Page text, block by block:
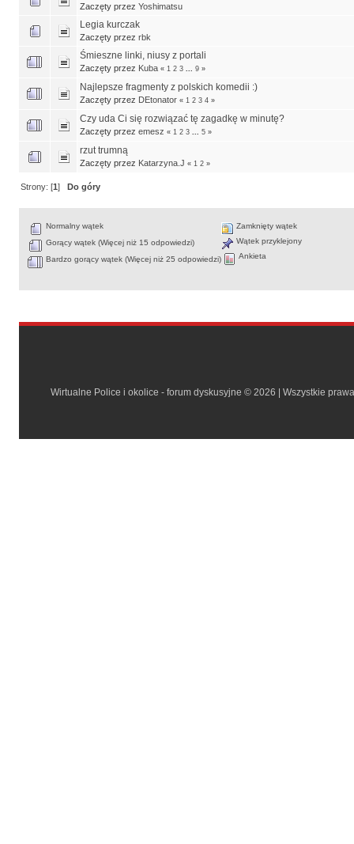
Zaczęty przez Yoshimatsu
Legia kurczak
Zaczęty przez rbk
Śmieszne linki, niusy z portali
Zaczęty przez Kuba « 1 2 3 9 »
Najlepsze fragmenty z polskich komedii :)
Zaczęty przez DEtonator « 1 2 3 4 »
Czy uda Ci się rozwiązać tę zagadkę w minutę?
Zaczęty przez emesz « 1 2 3 5 »
rzut trumną
Zaczęty przez Katarzyna.J « 1 2 »
Strony: [1]Do góry
Normalny wątek
Gorący wątek (Więcej niż 15 odpowiedzi)
Bardzo gorący wątek (Więcej niż 25 odpowiedzi)
Zamknięty wątek
Wątek przyklejony
Ankieta
Wirtualne Police i okolice - forum dyskusyjne © 2026 | Wszystkie